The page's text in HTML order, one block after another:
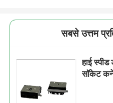
सबसे उत्तम
हाई
सॉकेट